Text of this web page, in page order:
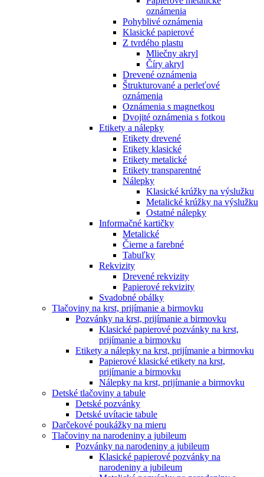
oznámenia
Pohyblivé oznámenia
Klasické papierové
Z tvrdého plastu
Mliečny akryl
Číry akryl
Drevené oznámenia
Štrukturované a perleťové
oznámenia
Oznámenia s magnetkou
Dvojité oznámenia s fotkou
Etikety a nálepky
Etikety drevené
Etikety klasické
Etikety metalické
Etikety transparentné
Nálepky
Klasické krúžky na výslužku
Metalické krúžky na výslužku
Ostatné nálepky
Informačné kartičky
Metalické
Čierne a farebné
Tabuľky
Rekvizity
Drevené rekvizity
Papierové rekvizity
Svadobné obálky
Tlačoviny na krst, prijímanie a birmovku
Pozvánky na krst, prijímanie a birmovku
Klasické papierové pozvánky na krst,
prijímanie a birmovku
Etikety a nálepky na krst, prijímanie a birmovku
Papierové klasické etikety na krst,
prijímanie a birmovku
Nálepky na krst, prijímanie a birmovku
Detské tlačoviny a tabule
Detské pozvánky
Detské uvítacie tabule
Darčekové poukážky na mieru
Tlačoviny na narodeniny a jubileum
Pozvánky na narodeniny a jubileum
Klasické papierové pozvánky na
narodeniny a jubileum